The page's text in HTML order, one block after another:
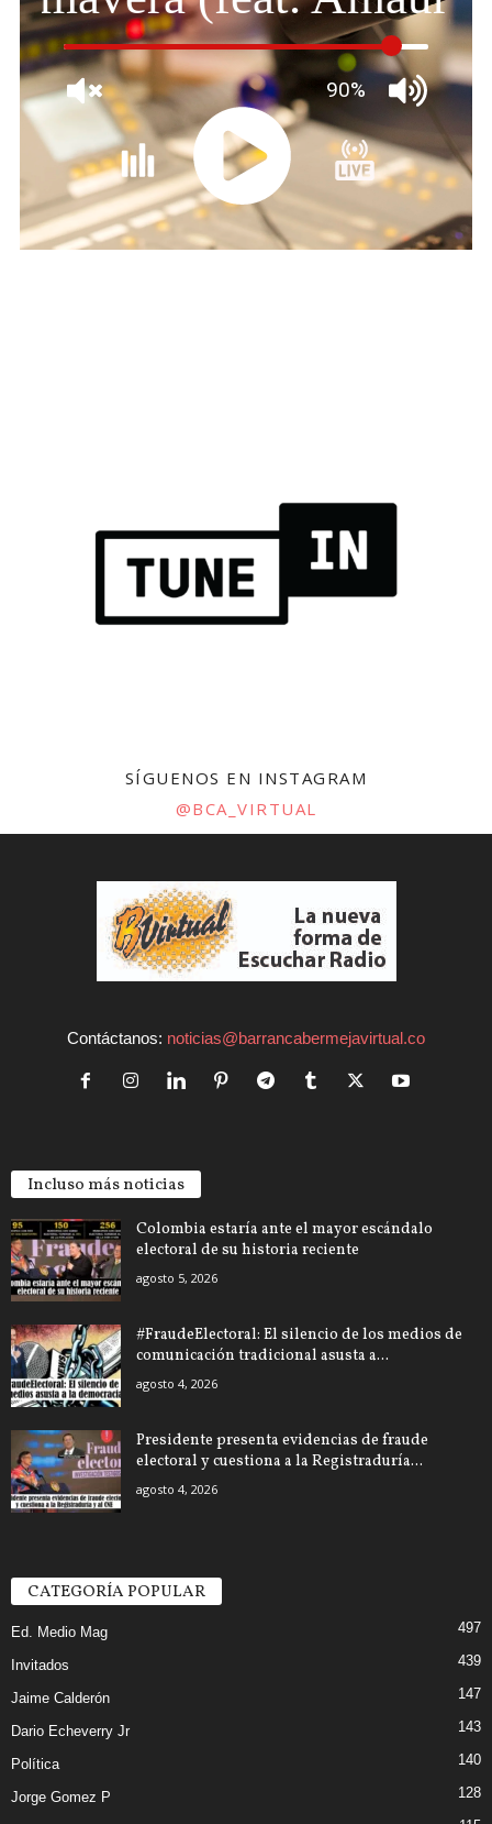
SÍGUENOS EN INSTAGRAM
@BCA_VIRTUAL
Contáctanos: noticias@barrancabermejavirtual.co
Incluso más noticias
Colombia estaría ante el mayor escándalo
electoral de su historia reciente
agosto 5, 2026
#FraudeElectoral: El silencio de los medios de
comunicación tradicional asusta a...
agosto 4, 2026
Presidente presenta evidencias de fraude
electoral y cuestiona a la Registraduría...
agosto 4, 2026
CATEGORÍA POPULAR
Ed. Medio Mag 497
Invitados 439
Jaime Calderón 147
Dario Echeverry Jr 143
Política 140
Jorge Gomez P 128